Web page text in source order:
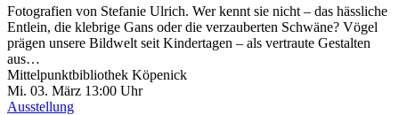
Fotografien von Stefanie Ulrich. Wer kennt sie nicht – das hässliche
Entlein, die klebrige Gans oder die verzauberten Schwäne? Vögel
prägen unsere Bildwelt seit Kindertagen – als vertraute Gestalten
aus…
Mittelpunktbibliothek Köpenick
Mi. 03. März 13:00 Uhr
Ausstellung